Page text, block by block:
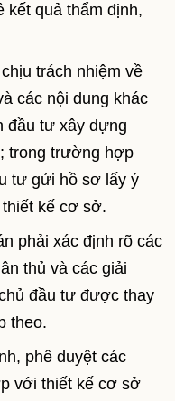
kết quả thẩm định,
trách nhiệm về
các nội dung khác
đầu tư xây dựng
trong trường hợp
tư gửi hồ sơ lấy ý
kế cơ sở.
phải xác định rõ các
thủ và các giải
đầu tư được thay
theo.
phê duyệt các
với thiết kế cơ sở